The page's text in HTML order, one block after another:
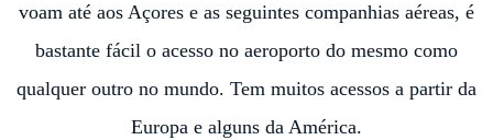
voam até aos Açores e as seguintes companhias aéreas, é
bastante fácil o acesso no aeroporto do mesmo como
qualquer outro no mundo. Tem muitos acessos a partir da
Europa e alguns da América.